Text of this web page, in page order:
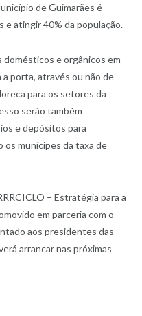
de Guimarães é
e atingir 40% da população.
domésticos e orgânicos em
porta, através ou não de
para os setores da
serão também
e depósitos para
munícipes da taxa de
– Estratégia para a
em parceria com o
aos presidentes das
arrancar nas próximas